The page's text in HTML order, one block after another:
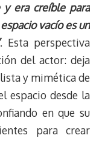
y era creíble para
espacio vacío es un
. Esta perspectiva
del actor: deja
y mimética de
espacio desde la
en que su
para crear